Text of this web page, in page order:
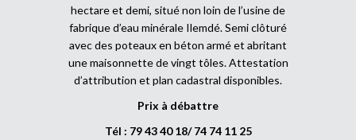
hectare et demi, situé non loin de l’usine de
fabrique d’eau minérale Ilemdé. Semi clôturé
avec des poteaux en béton armé et abritant
une maisonnette de vingt tôles. Attestation
d’attribution et plan cadastral disponibles.
Prix à débattre
Tél : 79 43 40 18/ 74 74 11 25